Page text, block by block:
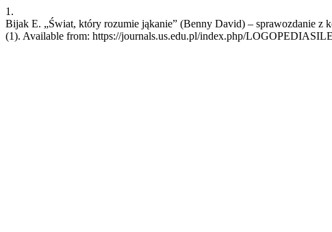
1.
Bijak E. „Świat, który rozumie jąkanie” (Benny David) – sprawozdanie z
(1). Available from: https://journals.us.edu.pl/index.php/